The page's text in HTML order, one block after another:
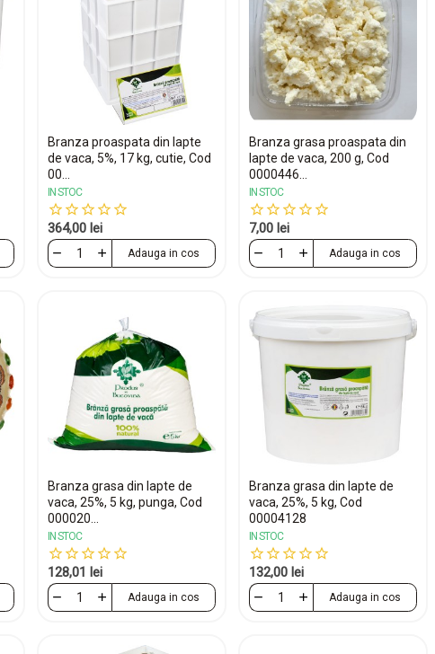
Branza proaspata din lapte
de vaca, 5%, 17 kg, cutie, Cod
00...
IN STOC
364,00 lei
Adauga in cos
Branza grasa proaspata din
lapte de vaca, 200 g, Cod
0000446...
IN STOC
7,00 lei
Adauga in cos
Branza grasa din lapte de
vaca, 25%, 5 kg, punga, Cod
000020...
IN STOC
128,01 lei
Adauga in cos
Branza grasa din lapte de
vaca, 25%, 5 kg, Cod
00004128
IN STOC
132,00 lei
Adauga in cos